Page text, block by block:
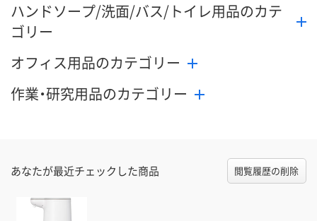
ハンドソープ/洗面/バス/トイレ用品のカテ
ゴリー
オフィス用品のカテゴリー
作業・研究用品のカテゴリー
あなたが最近チェックした商品 閲覧履歴の削除